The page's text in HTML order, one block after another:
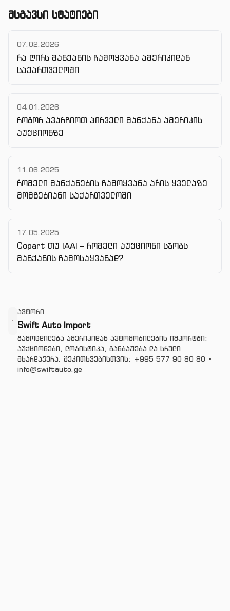
მსგავსი სტატიები
07.02.2026
რა ღირს მანქანის ჩამოყვანა ამერიკიდან
საქართველოში
04.01.2026
როგორ ავარჩიოთ პირველი მანქანა ამერიკის
აუქციონზე
11.06.2025
რომელი მანქანების ჩამოყვანა არის ყველაზე
მომგებიანი საქართველოში
17.05.2025
Copart თუ IAAI – რომელი აუქციონი სჯობს
მანქანის ჩამოსაყვანად?
ავტორი
Swift Auto Import
გამოცდილება ამერიკიდან ავტომობილების იმპორტში:
აუქციონები, ლოჯისტიკა, განბაჟება და სრული
მხარდაჭერა. შეკითხვებისთვის: +995 577 90 80 80 •
info@swiftauto.ge